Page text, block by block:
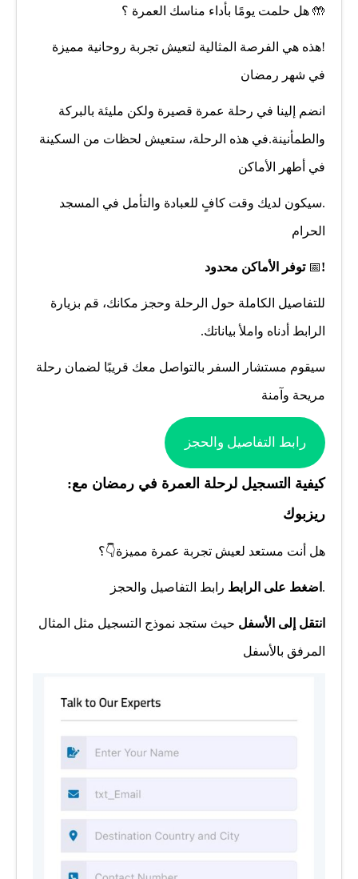
🤲 ؟
!هذه هي الفرصة المثالية لتعيش تجربة روحانية مميزة
في شهر رمضان
انضم إلينا في رحلة عمرة قصيرة ولكن مليئة بالبركة
والطمأنينة.في هذه الرحلة، ستعيش لحظات من السكينة
في أطهر الأماكن
.سيكون لديك وقت كافٍ للعبادة والتأمل في المسجد
الحرام
!
📅توفر الأماكن محدود
للتفاصيل الكاملة حول الرحلة وحجز مكانك، قم بزيارة
الرابط أدناه واملأ بياناتك.
سيقوم مستشار السفر بالتواصل معك قريبًا لضمان رحلة
مريحة وآمنة
رابط التفاصيل والحجز
:كيفية التسجيل لرحلة العمرة في رمضان مع
ريزبوك
هل أنت مستعد لعيش تجربة عمرة مميزة👇؟
. اضغط على الرابط رابط التفاصيل والحجز
انتقل إلى الأسفل حيث ستجد نموذج التسجيل مثل المثال
المرفق بالأسفل